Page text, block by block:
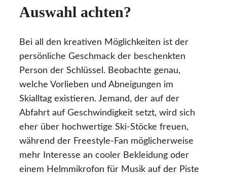
Auswahl achten?
Bei all den kreativen Möglichkeiten ist der
persönliche Geschmack der beschenkten
Person der Schlüssel. Beobachte genau,
welche Vorlieben und Abneigungen im
Skialltag existieren. Jemand, der auf der
Abfahrt auf Geschwindigkeit setzt, wird sich
eher über hochwertige Ski-Stöcke freuen,
während der Freestyle-Fan möglicherweise
mehr Interesse an cooler Bekleidung oder
einem Helmmikrofon für Musik auf der Piste